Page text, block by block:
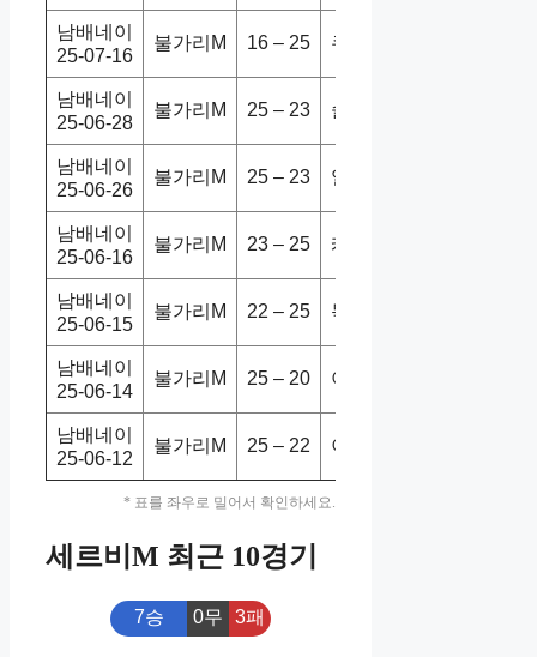
남배네이
25-07-16
불가리M 16 – 25 쿠바M
남배네이
25-06-28
불가리M 25 – 23 슬로베M
남배네이
25-06-26
불가리M 25 – 23 일본M
남배네이
25-06-16
불가리M 23 – 25 캐나다M
남배네이
25-06-15
불가리M 22 – 25 독일M
남배네이
25-06-14
불가리M 25 – 20 아르헨M
남배네이
25-06-12
불가리M 25 – 22 이탈리M
* 표를 좌우로 밀어서 확인하세요.
세르비M 최근 10경기
7승 0무 3패